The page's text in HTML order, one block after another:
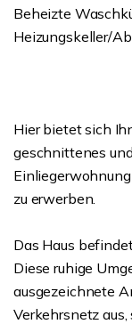
Beheizte
Heizungskeller/
Hier bietet sich
geschnittenes
zu erwerben.
Das Haus
Diese ruhige
ausgezeichnete
Verkehrsnetz